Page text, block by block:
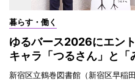
暮らす・働く
ゆるバース2026にエン
キャラ「つるさん」と「
新宿区立鶴巻図書館（新宿区早稲